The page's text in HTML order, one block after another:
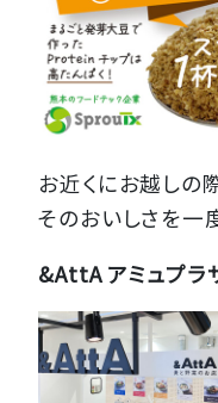
お近くにお越しの
そのおいしさを一
&AttA アミュプラ